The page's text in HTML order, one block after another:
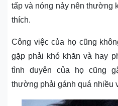
tấp và nóng nảy nên thường
thích.
Công việc của họ cũng
gặp phải khó khăn và hay
tình duyên của họ cũng
thường phải gánh quá nhiều